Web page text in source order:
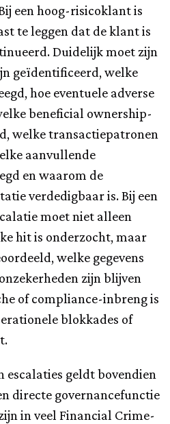
een hoog-risicoklant is
te leggen dat de klant is
Duidelijk moet zijn
geïdentificeerd, welke
hoe eventuele adverse
beneficial ownership-
welke transactiepatronen
aanvullende
en waarom de
verdedigbaar is. Bij een
moet niet alleen
hit is onderzocht, maar
welke gegevens
zijn blijven
of compliance-inbreng is
blokkades of
escalaties geldt bovendien
directe governancefunctie
in veel Financial Crime-